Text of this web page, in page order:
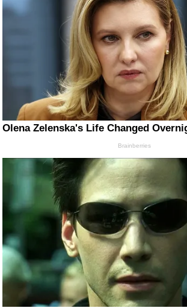
Olena Zelenska's Life Changed
Brainberries